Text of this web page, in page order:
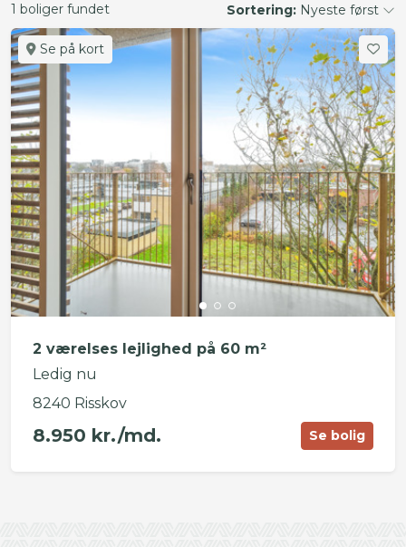
1 boliger fundet Sortering: Nyeste først
Se på kort
2 værelses lejlighed på 60 m²
Ledig nu
8240 Risskov
8.950 kr./md. Se bolig